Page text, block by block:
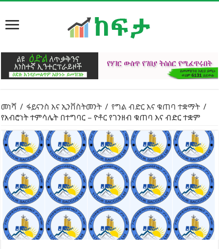
መነሻ / ፋይናንስ እና ኢንቨስትመንት / የግል ብድር እና ቁጠባ ተቋማት /
የአብሮነት ተምሳሌት በተግባር – ዮቶር የገንዘብ ቁጠባ እና ብድር ተቋም